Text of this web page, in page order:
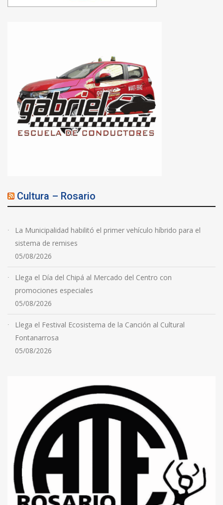
Cultura – Rosario
La Municipalidad habilitó el primer vehículo híbrido para el
sistema de remises
05/08/2026
Llega el Día del Chipá al Mercado del Centro con
promociones especiales
05/08/2026
Llega el Festival Ecosistema de la Canción al Cultural
Fontanarrosa
05/08/2026